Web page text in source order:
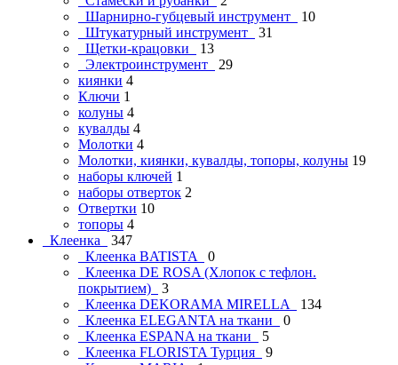
Шарнирно-губцевый инструмент
10
Штукатурный инструмент
31
Щетки-крацовки
13
Электроинструмент
29
киянки 4
Ключи 1
колуны 4
кувалды 4
Молотки 4
Молотки, киянки, кувалды, топоры, колуны 19
наборы ключей 1
наборы отверток 2
Отвертки 10
топоры 4
Клеенка
347
Клеенка BATISTA
0
Клеенка DE ROSA (Хлопок с тефлон.
покрытием)
3
Клеенка DEKORAMA MIRELLA
134
Клеенка ELEGANTA на ткани
0
Клеенка ESPANA на ткани
5
Клеенка FLORISTA Турция
9